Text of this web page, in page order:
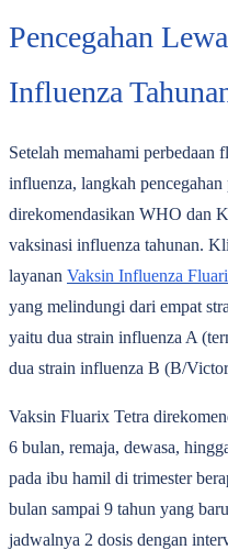
Pencegahan
Influenza
Setelah memahami perbedaan
influenza, langkah
direkomendasikan WHO dan
vaksinasi influenza tahunan.
layanan Vaksin Influenza
yang melindungi dari empat
yaitu dua strain influenza A
dua strain influenza B (B/
Vaksin Fluarix Tetra
6 bulan, remaja, dewasa,
pada ibu hamil di trimester
bulan sampai 9 tahun yang
jadwalnya 2 dosis dengan